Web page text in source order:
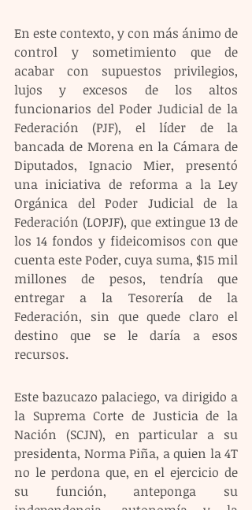
En este contexto, y con más ánimo de
control y sometimiento que de
acabar con supuestos privilegios,
lujos y excesos de los altos
funcionarios del Poder Judicial de la
Federación (PJF), el líder de la
bancada de Morena en la Cámara de
Diputados, Ignacio Mier, presentó
una iniciativa de reforma a la Ley
Orgánica del Poder Judicial de la
Federación (LOPJF), que extingue 13 de
los 14 fondos y fideicomisos con que
cuenta este Poder, cuya suma, $15 mil
millones de pesos, tendría que
entregar a la Tesorería de la
Federación, sin que quede claro el
destino que se le daría a esos
recursos.
Este bazucazo palaciego, va dirigido a
la Suprema Corte de Justicia de la
Nación (SCJN), en particular a su
presidenta, Norma Piña, a quien la 4T
no le perdona que, en el ejercicio de
su función, anteponga su